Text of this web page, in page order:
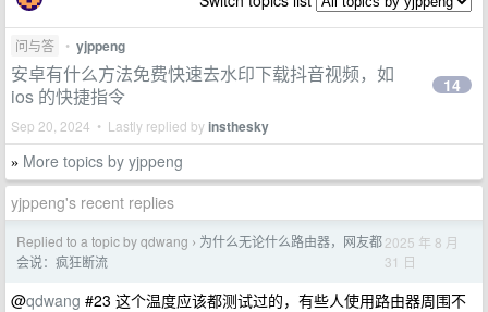
问与答 • yjppeng
安卓有什么方法免费快速去水印下载抖音视频，如
ios 的快捷指令
Sep 20, 2024 • Lastly replied byinsthesky
14
» More topics by yjppeng
yjppeng's recent replies
Replied to a topic by qdwang › 为什么无论什么路由器，网友都
会说：疯狂断流
2025 年 8 月
31 日
@qdwang #23 这个温度应该都测试过的，有些人使用路由器周围不